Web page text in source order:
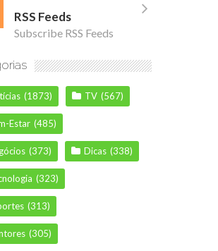
RSS Feeds
Subscribe RSS Feeds
(1873) TV (567)
Estar (485)
(373) Dicas (338)
(323)
(313)
(305)